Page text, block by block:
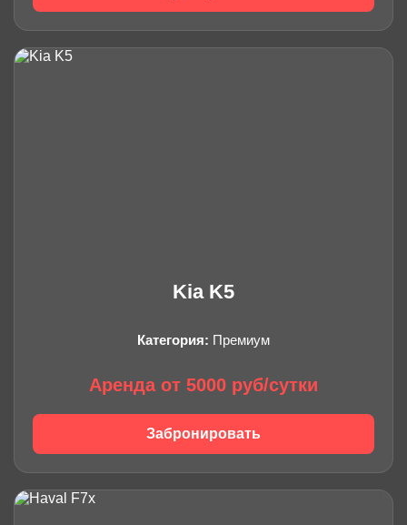
Kia K5
Категория: Премиум
Аренда от 5000 руб/сутки
Забронировать